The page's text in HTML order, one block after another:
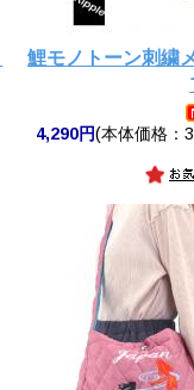
鯉モノトーン刺繍
4,290円(本体価格：